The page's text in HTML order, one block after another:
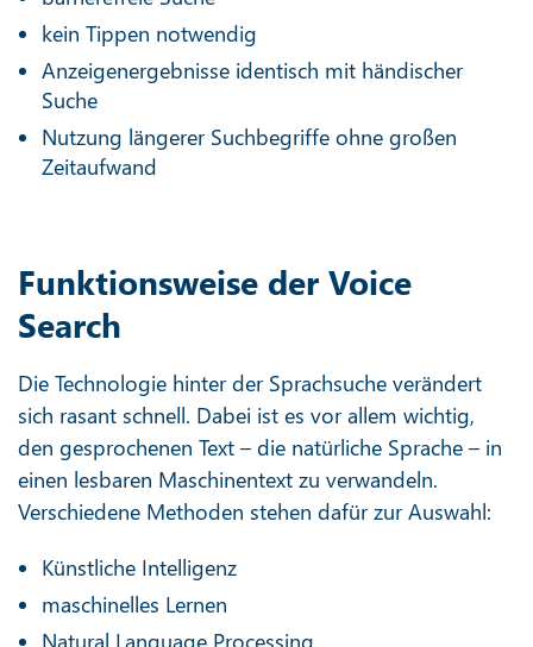
kein Tippen notwendig
Anzeigenergebnisse identisch mit händischer
Suche
Nutzung längerer Suchbegriffe ohne großen
Zeitaufwand
Funktionsweise der Voice
Search
Die Technologie hinter der Sprachsuche verändert
sich rasant schnell. Dabei ist es vor allem wichtig,
den gesprochenen Text – die natürliche Sprache – in
einen lesbaren Maschinentext zu verwandeln.
Verschiedene Methoden stehen dafür zur Auswahl:
Künstliche Intelligenz
maschinelles Lernen
Natural Language Processing